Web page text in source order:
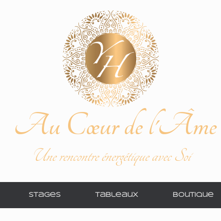
Au Cœur de l'Âme
Une rencontre énergétique avec Soi
Stages Tableaux Boutique